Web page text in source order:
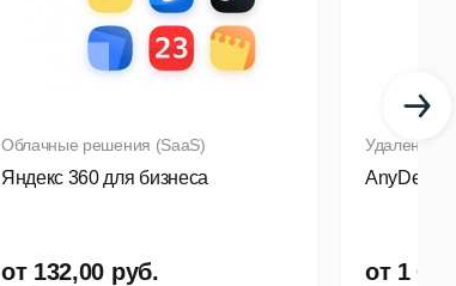
Яндекс 360 для бизнеса
Облачные решения (SaaS)
от 132,00 руб.
AnyDesk
Удаленная
от 1